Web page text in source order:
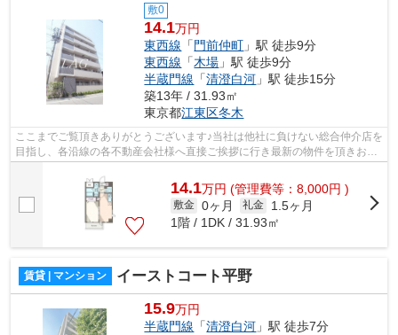
敷0
14.1万円
東西線 「 門前仲町 」駅 徒歩9分
東西線 「木場 」駅 徒歩9分
半蔵門線 「清澄白河 」駅 徒歩15分
築13年 / 31.93㎡
東京都江東区冬木
ここまでご覧頂きありがとうございます♪当社は他社に負けない総合仲介店を
目指し、各沿線の各不動産会社様へ直接ご挨拶に行き最新の物件を頂きお客
14.1万円 (管理費等：8,000円 )
敷金 0ヶ月 礼金
1.5ヶ月
1階 / 1DK / 31.93㎡
賃貸 | マンション イーストコート平野
15.9万円
半蔵門線 「清澄白河 」駅 徒歩7分